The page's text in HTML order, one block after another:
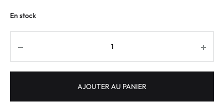
En stock
AJOUTER AU PANIER